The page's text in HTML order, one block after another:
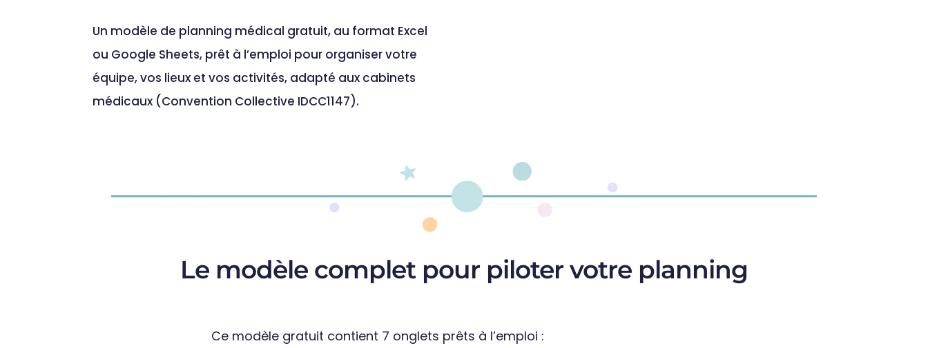
Un modèle de planning médical gratuit, au format Excel
ou Google Sheets, prêt à l’emploi pour organiser votre
équipe, vos lieux et vos activités, adapté aux cabinets
médicaux (Convention Collective IDCC1147).
Le modèle complet pour piloter votre planning
Ce modèle gratuit contient 7 onglets prêts à l’emploi :